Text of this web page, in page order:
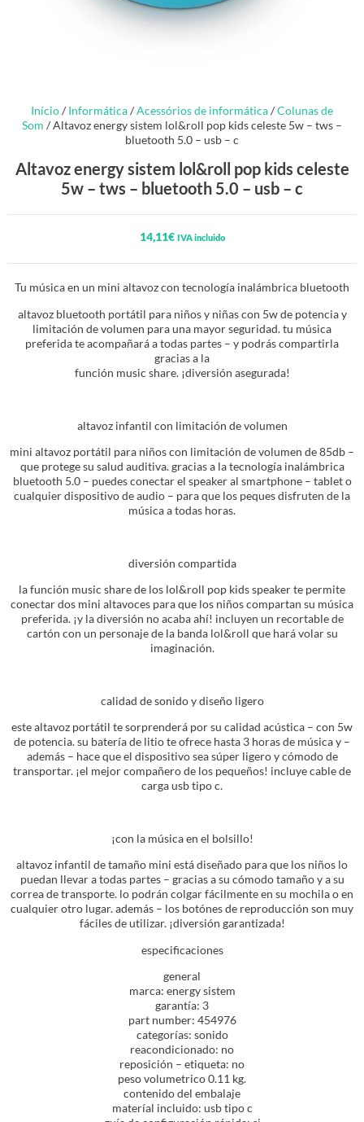
Início/ Informática/Acessórios de informática/Colunas de
Som / Altavoz energy sistem lol&roll pop kids celeste 5w – tws –
bluetooth 5.0 – usb – c
Altavoz energy sistem lol&roll pop kids celeste
5w – tws – bluetooth 5.0 – usb – c
14,11€ IVA incluido
Tu música en un mini altavoz con tecnología inalámbrica bluetooth
altavoz bluetooth portátil para niños y niñas con 5w de potencia y
limitación de volumen para una mayor seguridad. tu música
preferida te acompañará a todas partes – y podrás compartirla
gracias a la
función music share. ¡diversión asegurada!
altavoz infantil con limitación de volumen
mini altavoz portátil para niños con limitación de volumen de 85db –
que protege su salud auditiva. gracias a la tecnología inalámbrica
bluetooth 5.0 – puedes conectar el speaker al smartphone – tablet o
cualquier dispositivo de audio – para que los peques disfruten de la
música a todas horas.
diversión compartida
la función music share de los lol&roll pop kids speaker te permite
conectar dos mini altavoces para que los niños compartan su música
preferida. ¡y la diversión no acaba ahí! incluyen un recortable de
cartón con un personaje de la banda lol&roll que hará volar su
imaginación.
calidad de sonido y diseño ligero
este altavoz portátil te sorprenderá por su calidad acústica – con 5w
de potencia. su batería de litio te ofrece hasta 3 horas de música y –
además – hace que el dispositivo sea súper ligero y cómodo de
transportar. ¡el mejor compañero de los pequeños! incluye cable de
carga usb tipo c.
¡con la música en el bolsillo!
altavoz infantil de tamaño mini está diseñado para que los niños lo
puedan llevar a todas partes – gracias a su cómodo tamaño y a su
correa de transporte. lo podrán colgar fácilmente en su mochila o en
cualquier otro lugar. además – los botónes de reproducción son muy
fáciles de utilizar. ¡diversión garantizada!
especificaciones
general
marca: energy sistem
garantía: 3
part number: 454976
categorías: sonido
reacondicionado: no
reposición – etiqueta: no
peso volumetrico 0.11 kg.
contenido del embalaje
materíal incluido: usb tipo c